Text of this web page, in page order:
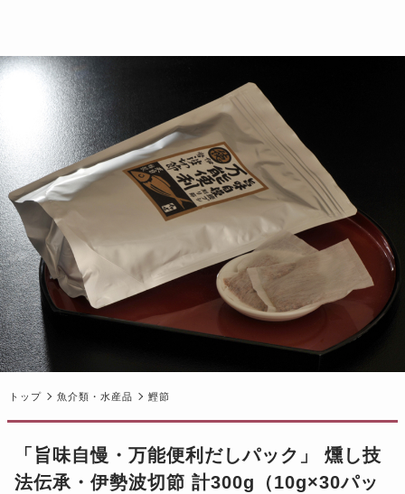
トップ 魚介類・水産品 鰹節
「旨味自慢・万能便利だしパック」 燻し技
法伝承・伊勢波切節 計300g（10g×30パッ